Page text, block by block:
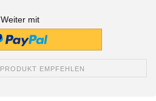
Weiter mit
PRODUKT EMPFEHLEN